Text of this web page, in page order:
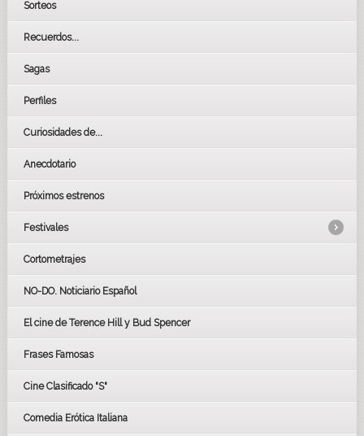
Sorteos
Recuerdos...
Sagas
Perfiles
Curiosidades de...
Anecdotario
Próximos estrenos
Festivales
LOS OSCARS
GOYAS
BAFTA
Cortometrajes
NO-DO. Noticiario Español
El cine de Terence Hill y Bud Spencer
Frases Famosas
Cine Clasificado "S"
Comedia Erótica Italiana